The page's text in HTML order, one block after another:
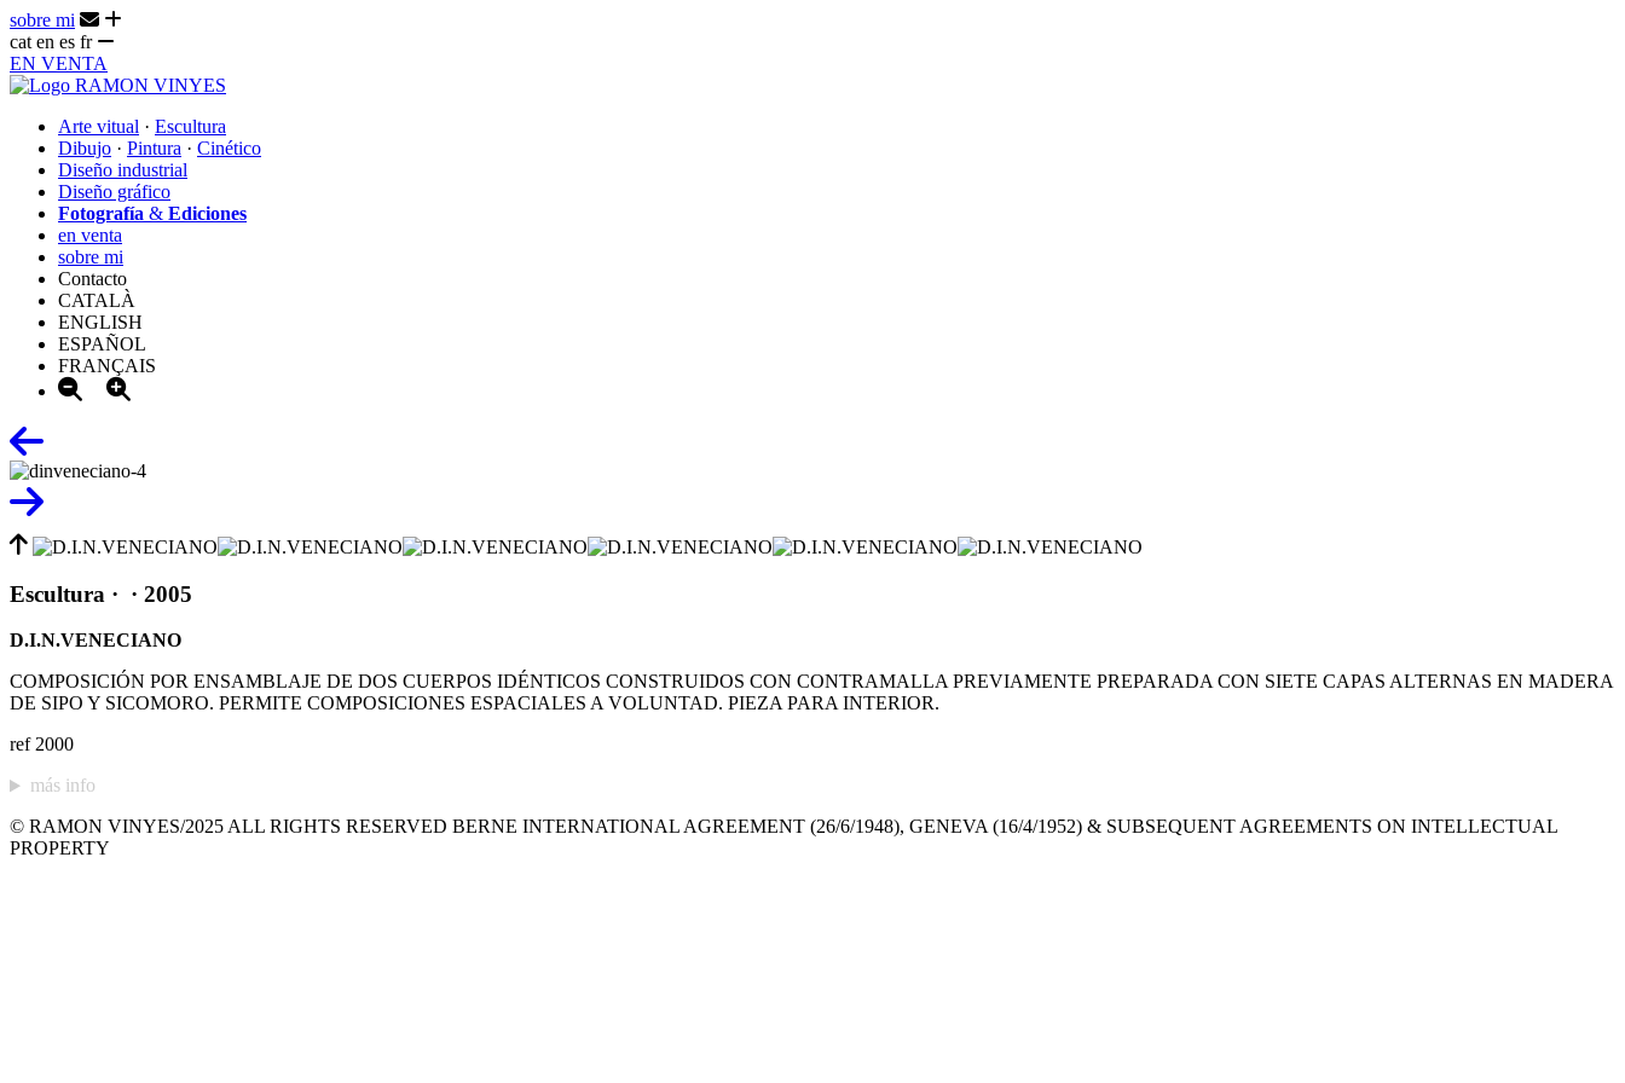
sobre mi
cat en es fr
EN VENTA
Arte vitual · Escultura
Dibujo · Pintura · Cinético
Diseño industrial
Diseño gráfico
Fotografía & Ediciones
en venta
sobre mi
Contacto
CATALÀ
ENGLISH
ESPAÑOL
FRANÇAIS
Escultura · · 2005
D.I.N.VENECIANO
COMPOSICIÓN POR ENSAMBLAJE DE DOS CUERPOS IDÉNTICOS CONSTRUIDOS CON CONTRAMALLA PREVIAMENTE PREPARADA CON SIETE CAPAS ALTERNAS EN MADERA
DE SIPO Y SICOMORO. PERMITE COMPOSICIONES ESPACIALES A VOLUNTAD. PIEZA PARA INTERIOR.
ref 2000
más info
© RAMON VINYES/2025 ALL RIGHTS RESERVED BERNE INTERNATIONAL AGREEMENT (26/6/1948), GENEVA (16/4/1952) & SUBSEQUENT AGREEMENTS ON INTELLECTUAL
PROPERTY